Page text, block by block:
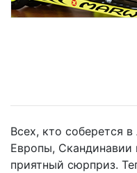
Всех, кто соберется
Европы,
приятный сюрприз.